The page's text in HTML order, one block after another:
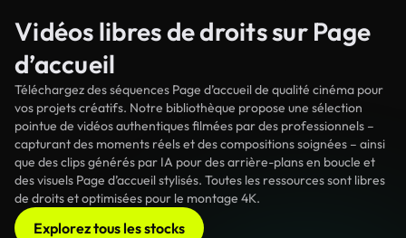
Vidéos libres de droits sur Page
d’accueil
Téléchargez des séquences Page d’accueil de qualité cinéma pour
vos projets créatifs. Notre bibliothèque propose une sélection
pointue de vidéos authentiques filmées par des professionnels –
capturant des moments réels et des compositions soignées – ainsi
que des clips générés par IA pour des arrière-plans en boucle et
des visuels Page d’accueil stylisés. Toutes les ressources sont libres
de droits et optimisées pour le montage 4K.
Explorez tous les stocks